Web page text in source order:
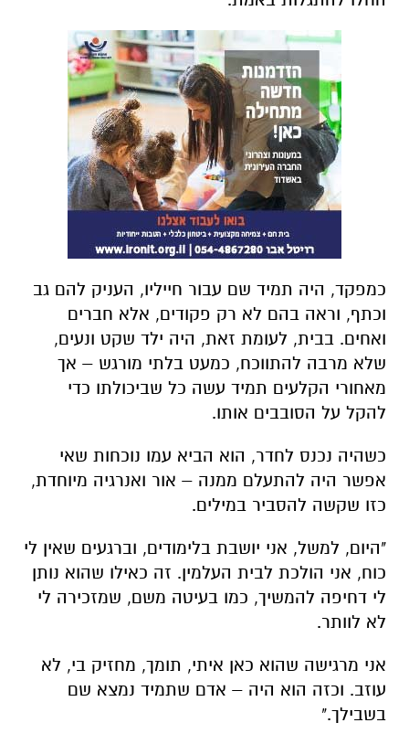
כמפקד, היה תמיד שם עבור חייליו, העניק להם גב
וכתף, וראה בהם לא רק פקודים, אלא חברים
ואחים. בבית, לעומת זאת, היה ילד שקט ונעים,
שלא מרבה להתווכח, כמעט בלתי מורגש – אך
מאחורי הקלעים תמיד עשה כל שביכולתו כדי
להקל על הסובבים אותו.
כשהיה נכנס לחדר, הוא הביא עמו נוכחות שאי
אפשר היה להתעלם ממנה – אור ואנרגיה מיוחדת,
כזו שקשה להסביר במילים.
"היום, למשל, אני יושבת בלימודים, וברגעים שאין לי
כוח, אני הולכת לבית העלמין. זה כאילו שהוא נותן
לי דחיפה להמשיך, כמו בעיטה משם, שמזכירה לי
לא לוותר.
אני מרגישה שהוא כאן איתי, תומך, מחזיק בי, לא
עוזב. וכזה הוא היה – אדם שתמיד נמצא שם
בשבילך."